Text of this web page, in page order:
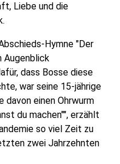
Liebe und die
Hymne "Der
Augenblick
dass Bosse diese
war seine 15-jährige
davon einen Ohrwurm
du machen"", erzählt
so viel Zeit zu
zwei Jahrzehnten